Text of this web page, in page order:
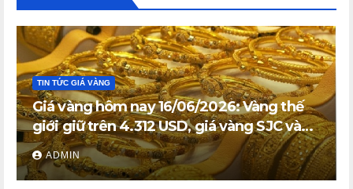
TIN TỨC GIÁ VÀNG
Giá vàng hôm nay 16/06/2026: Vàng thế
giới giữ trên 4.312 USD, giá vàng SJC và
vàng nhẫn trong nước đi ngang
ADMIN